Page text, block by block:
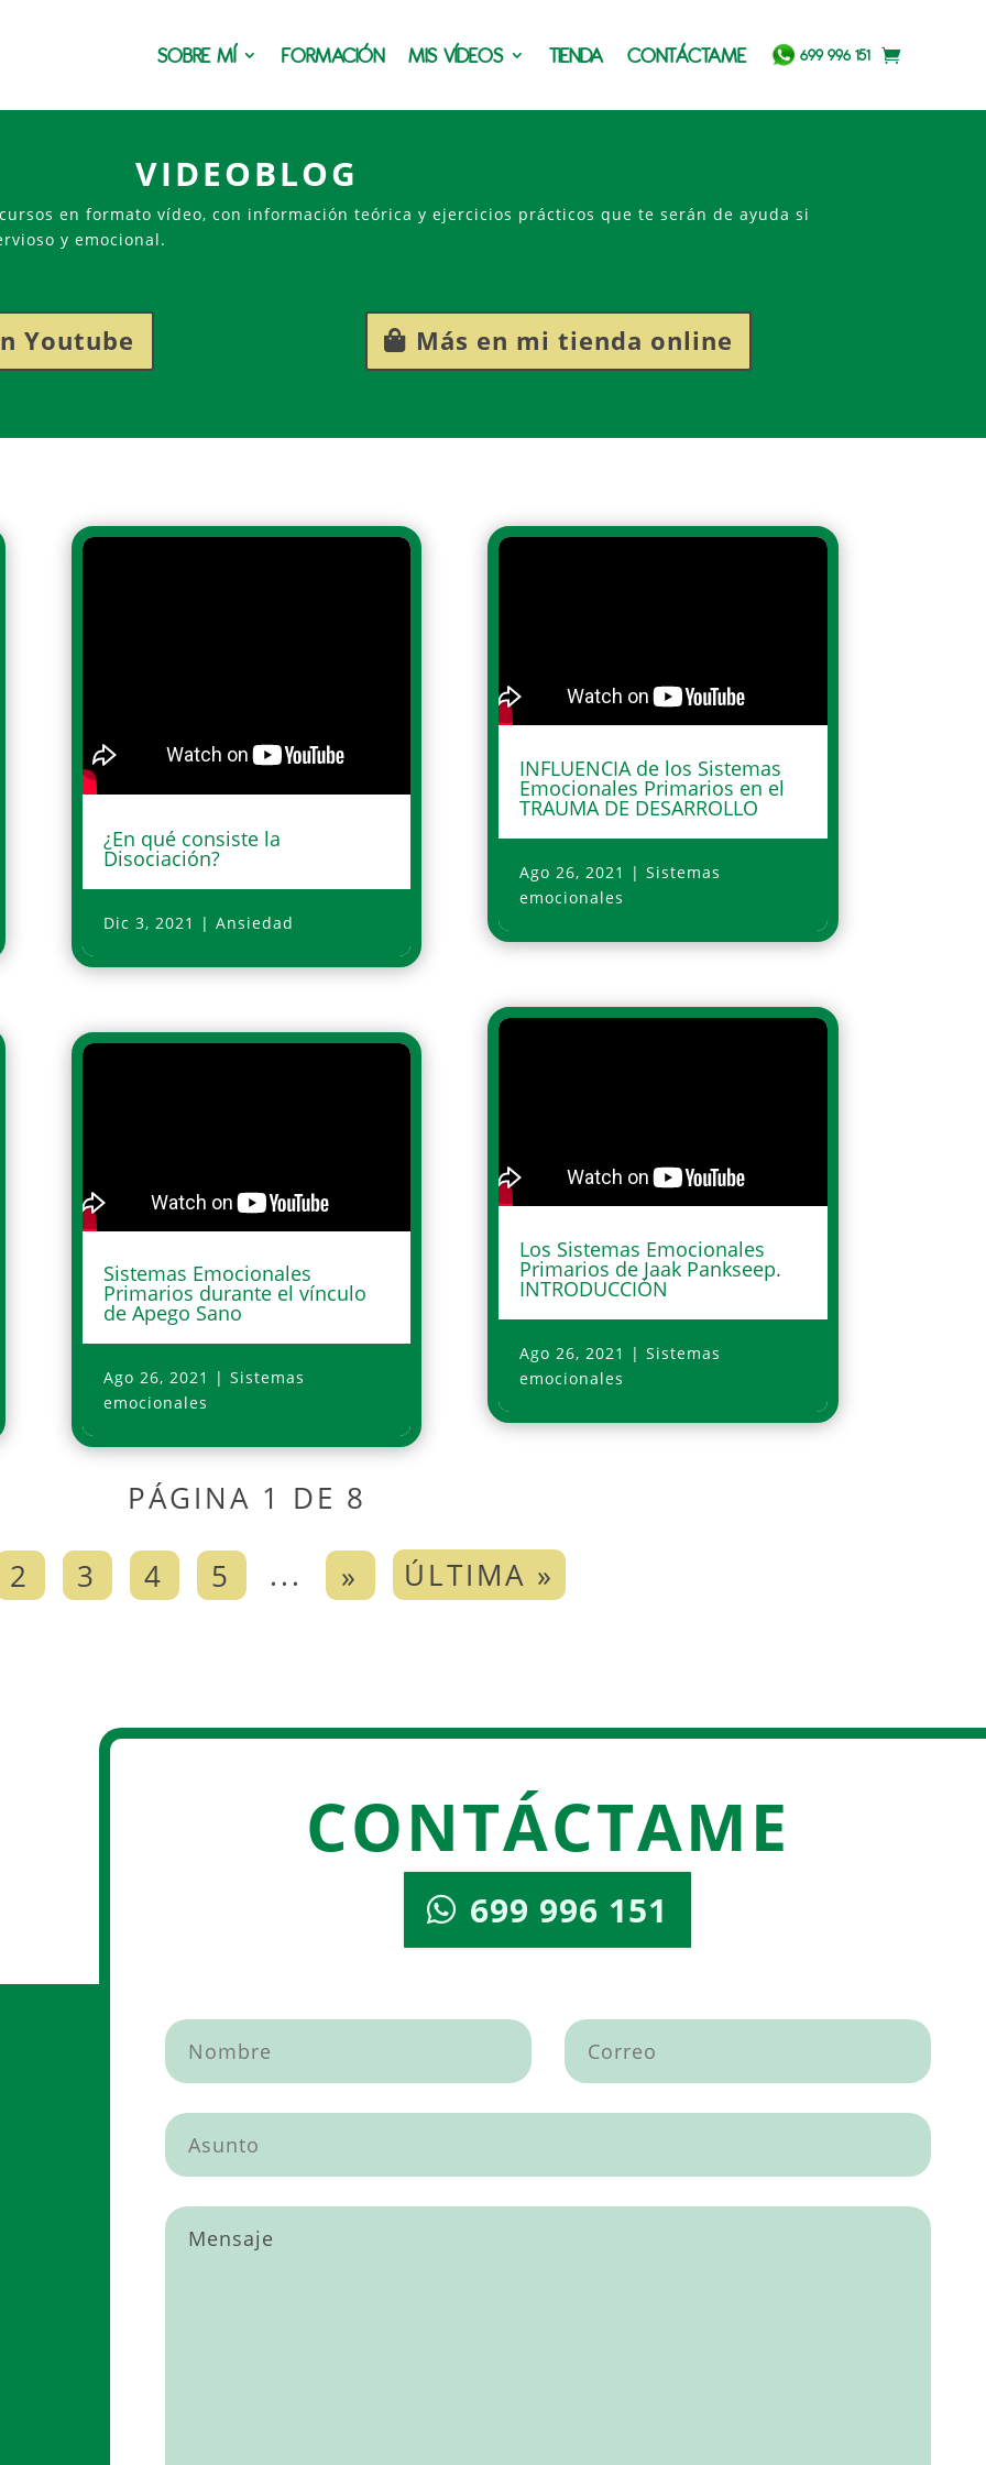
SOBRE MÍ FORMACIÓN MIS VÍDEOS TIENDA CONTÁCTAME 699 996 151
VIDEOBLOG
en formato vídeo, con información teórica y ejercicios prácticos que te serán de ayuda si
y emocional.
Youtube Más en mi tienda online
¿En qué consiste la
Disociación?
Dic 3, 2021 | Ansiedad
Sistemas Emocionales
Primarios durante el vínculo
de Apego Sano
Ago 26, 2021 | Sistemas
emocionales
INFLUENCIA de los Sistemas
Emocionales Primarios en el
TRAUMA DE DESARROLLO
Ago 26, 2021 | Sistemas
emocionales
Los Sistemas Emocionales
Primarios de Jaak Pankseep.
INTRODUCCIÓN
Ago 26, 2021 | Sistemas
emocionales
PÁGINA 1 DE 8
2
3 4 5 ... » ÚLTIMA »
CONTÁCTAME
699 996 151
Por favor, deja este campo vacío.